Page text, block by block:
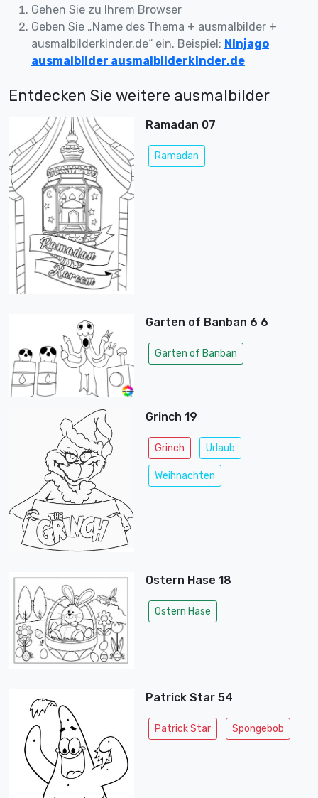
Gehen Sie zu Ihrem Browser
Geben Sie „Name des Thema + ausmalbilder +
ausmalbilderkinder.de“ ein. Beispiel: Ninjago
ausmalbilder ausmalbilderkinder.de
Entdecken Sie weitere ausmalbilder
Ramadan 07
Ramadan
Garten of Banban 6 6
Garten of Banban
Grinch 19
Grinch Urlaub
Weihnachten
Ostern Hase 18
Ostern Hase
Patrick Star 54
Patrick Star Spongebob